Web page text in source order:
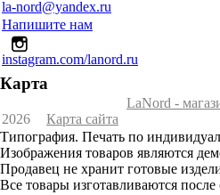
la-nord@yandex.ru
Напишите нам
instagram.com/lanord.ru
Карта
LaNord -
2026
Карта сайта
Типография. Печать по
Изображения товаров являются
Продавец не хранит готовые
Все товары изготавливаются